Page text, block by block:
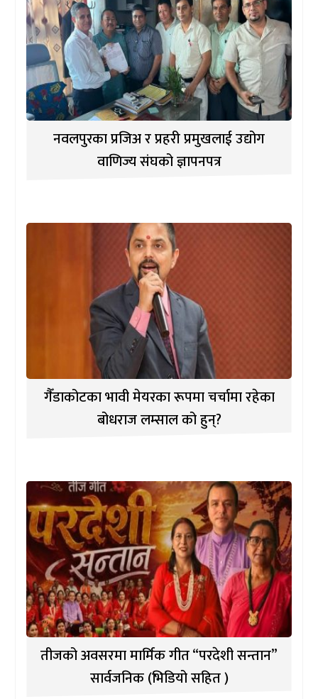
नवलपुरका प्रजिअ र प्रहरी प्रमुखलाई उद्योग
वाणिज्य संघको ज्ञापनपत्र
गैँडाकोटका भावी मेयरका रूपमा चर्चामा रहेका
बोधराज लम्साल को हुन्?
तीजको अवसरमा मार्मिक गीत “परदेशी सन्तान”
सार्वजनिक (भिडियो सहित )